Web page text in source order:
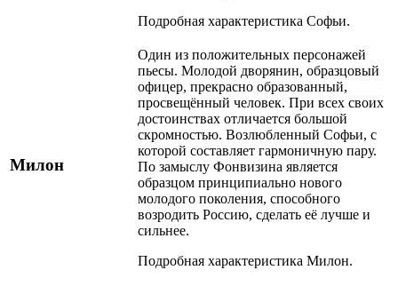
Подробная характеристика Софьи.
Милон
Один из положительных персонажей
пьесы. Молодой дворянин, образцовый
офицер, прекрасно образованный,
просвещённый человек. При всех своих
достоинствах отличается большой
скромностью. Возлюбленный Софьи, с
которой составляет гармоничную пару.
По замыслу Фонвизина является
образцом принципиально нового
молодого поколения, способного
возродить Россию, сделать её лучше и
сильнее.
Подробная характеристика Милон.